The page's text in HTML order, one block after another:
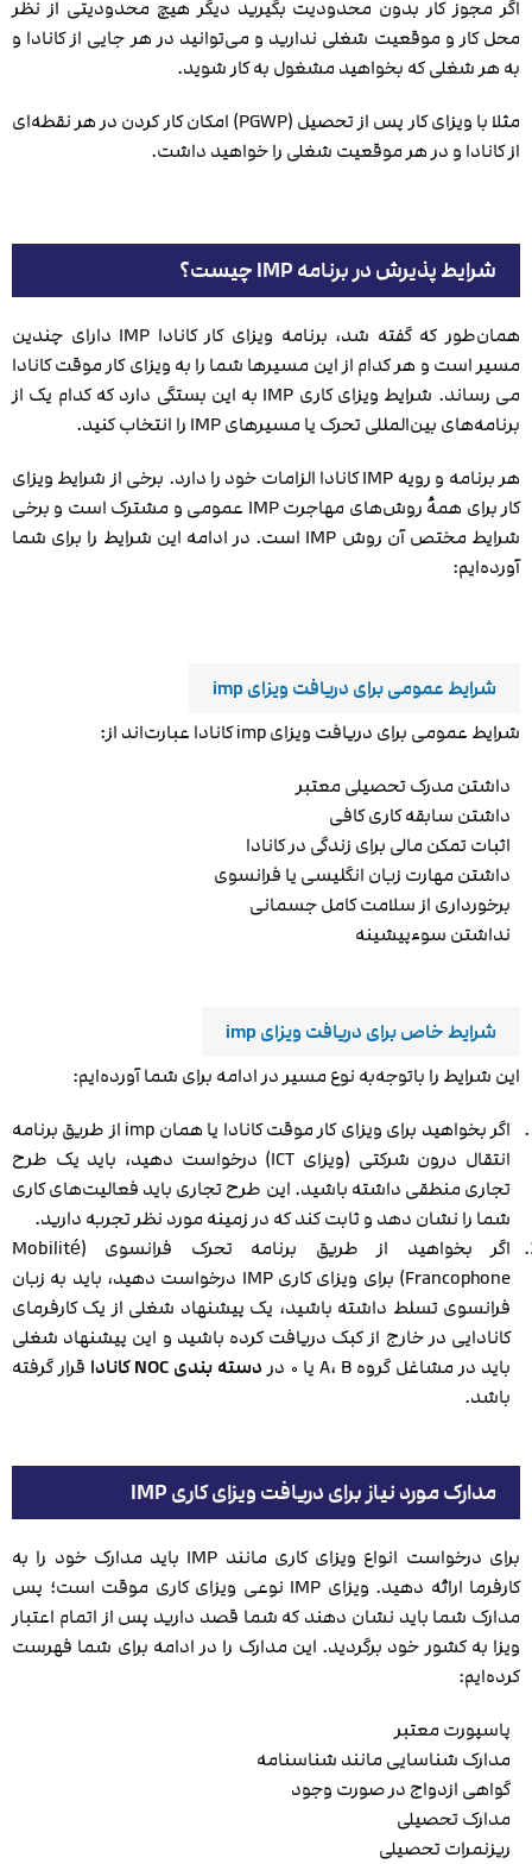
اگر مجوز کار بدون محدودیت بگیرید دیگر هیچ محدودیتی از نظر
محل کار و موقعیت شغلی ندارید و می‌توانید در هر جایی از کانادا و
به هر شغلی که بخواهید مشغول به کار شوید.
مثلا با ویزای کار پس از تحصیل (PGWP) امکان کار کردن در هر نقطه‌ای
از کانادا و در هر موقعیت شغلی را خواهید داشت.
شرایط پذیرش در برنامه IMP چیست؟
همان‌طور که گفته شد، برنامه ویزای کار کانادا IMP دارای چندین
مسیر است و هر کدام از این مسیرها شما را به ویزای کار موقت کانادا
می رساند. شرایط ویزای کاری IMP به این بستگی دارد که کدام یک از
برنامه‌های بین‌المللی تحرک یا مسیرهای IMP را انتخاب کنید.
هر برنامه و رویه IMP کانادا الزامات خود را دارد. برخی از شرایط ویزای
کار برای همهٔ روش‌های مهاجرت IMP عمومی و مشترک است و برخی
شرایط مختص آن روش IMP است. در ادامه این شرایط را برای شما
آورده‌ایم:
شرایط عمومی برای دریافت ویزای imp
شرایط عمومی برای دریافت ویزای imp کانادا عبارت‌اند از:
داشتن مدرک تحصیلی معتبر
داشتن سابقه کاری کافی
اثبات تمکن مالی برای زندگی در کانادا
داشتن مهارت زبان انگلیسی یا فرانسوی
برخورداری از سلامت کامل جسمانی
نداشتن سوءپیشینه
شرایط خاص برای دریافت ویزای imp
این شرایط را باتوجه‌به نوع مسیر در ادامه برای شما آورده‌ایم:
اگر بخواهید برای ویزای کار موقت کانادا یا همان imp از طریق برنامه
انتقال درون شرکتی (ویزای ICT) درخواست دهید، باید یک طرح
تجاری منطقی داشته باشید. این طرح تجاری باید فعالیت‌های کاری
شما را نشان دهد و ثابت کند که در زمینه مورد نظر تجربه دارید.
اگر بخواهید از طریق برنامه تحرک فرانسوی (Mobilité
Francophone) برای ویزای کاری IMP درخواست دهید، باید به زبان
فرانسوی تسلط داشته باشید، یک پیشنهاد شغلی از یک کارفرمای
کانادایی در خارج از کبک دریافت کرده باشید و این پیشنهاد شغلی
باید در مشاغل گروه A، B یا ۰ در
دسته بندی NOC کانادا
قرار گرفته
باشد.
مدارک مورد نیاز برای دریافت ویزای کاری IMP
برای درخواست انواع ویزای کاری مانند IMP باید مدارک خود را به
کارفرما ارائه دهید. ویزای IMP نوعی ویزای کاری موقت است؛ پس
مدارک شما باید نشان دهند که شما قصد دارید پس از اتمام اعتبار
ویزا به کشور خود برگردید. این مدارک را در ادامه برای شما فهرست
کرده‌ایم:
پاسپورت معتبر
مدارک شناسایی مانند شناسنامه
گواهی ازدواج در صورت وجود
مدارک تحصیلی
ریزنمرات تحصیلی